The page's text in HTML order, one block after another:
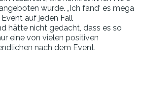
wurde. „Ich fand‘ es mega
auf jeden Fall
hätte nicht gedacht, dass es so
eine von vielen positiven
nach dem Event.